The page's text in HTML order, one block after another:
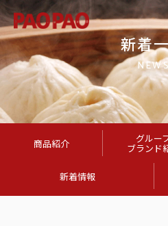
新着
商品紹介 グルー
ブランド
新着情報